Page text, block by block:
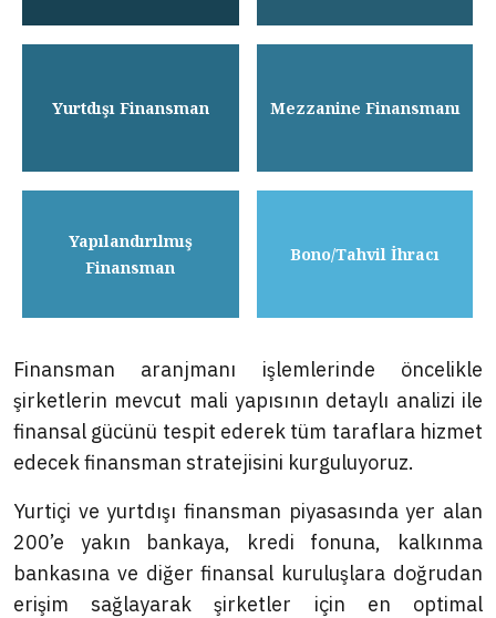
Yurtdışı Finansman Mezzanine Finansmanı
Yapılandırılmış
Finansman
Bono/Tahvil İhracı
Finansman aranjmanı işlemlerinde öncelikle
şirketlerin mevcut mali yapısının detaylı analizi ile
finansal gücünü tespit ederek tüm taraflara hizmet
edecek finansman stratejisini kurguluyoruz.
Yurtiçi ve yurtdışı finansman piyasasında yer alan
200’e yakın bankaya, kredi fonuna, kalkınma
bankasına ve diğer finansal kuruluşlara doğrudan
erişim sağlayarak şirketler için en optimal